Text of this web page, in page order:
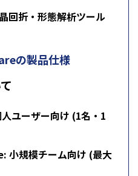
回折・形態解析ツール
の製品仕様
ユーザー向け (1名・1
: 小規模チーム向け (最大